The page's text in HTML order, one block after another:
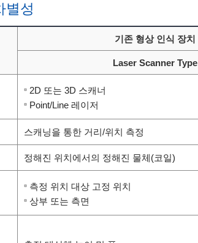
별성
기존 형상 인식 장치
Laser Scanner Type
2D 또는 3D 스캐너
Point/Line 레이저
스캐닝을 통한 거리/위치 측정
정해진 위치에서의 정해진 물체(코일)
측정 위치 대상 고정 위치
상부 또는 측면